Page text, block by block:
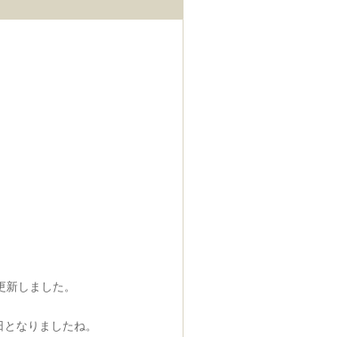
しました。
なりましたね。